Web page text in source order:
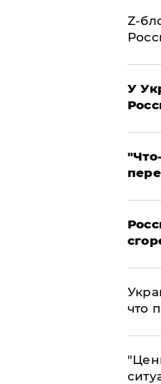
Z-
У
что